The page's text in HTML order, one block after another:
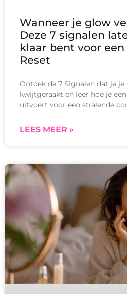
Wanneer je glow
Deze 7 signalen
klaar bent voor een
Reset
Ontdek de 7 Signalen dat je
kwijtgeraakt en leer hoe je
uitvoert voor een stralende
LEES MEER »